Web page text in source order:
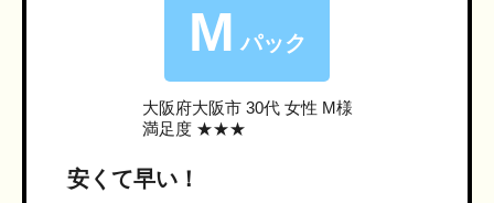
M パック
大阪府大阪市30代 女性 M様
満足度 ★★★
安くて早い！